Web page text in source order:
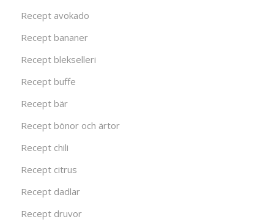
Recept avokado
Recept bananer
Recept blekselleri
Recept buffe
Recept bär
Recept bönor och ärtor
Recept chili
Recept citrus
Recept dadlar
Recept druvor